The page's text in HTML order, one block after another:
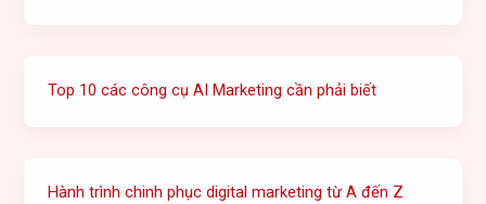
Top 10 các công cụ AI Marketing cần phải biết
Hành trình chinh phục digital marketing từ A đến Z